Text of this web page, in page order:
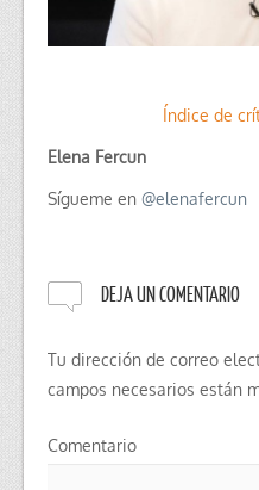
Índice de
Elena Fercun
Sígueme en @elenafercun
DEJA UN COMENTARIO
Tu dirección de correo
campos necesarios están
Comentario